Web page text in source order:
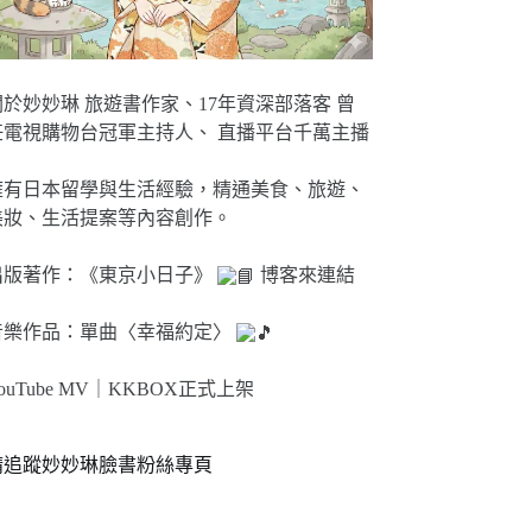
妙妙琳 旅遊書作家、17年資深部落客 曾
電視購物台冠軍主持人、 直播平台千萬主播
日本留學與生活經驗，精通美食、旅遊、
、生活提案等內容創作。
著作：《東京小日子》 博客來連結
作品：單曲〈幸福約定〉
MV｜KKBOX正式上架
追蹤妙妙琳臉書粉絲專頁